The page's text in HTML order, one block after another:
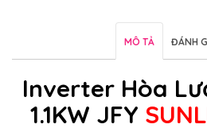
MÔ TẢ ĐÁNH
Inverter Hòa
1.1KW JFY